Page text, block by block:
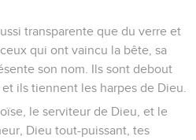
transparente que du verre et
qui ont vaincu la bête, sa
son nom. Ils sont debout
ils tiennent les harpes de Dieu.
le serviteur de Dieu, et le
Dieu tout-puissant, tes